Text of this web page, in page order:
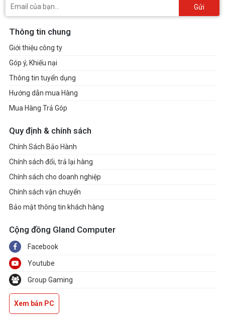
Gửi
Thông tin chung
Giới thiệu công ty
Góp ý, Khiếu nại
Thông tin tuyển dụng
Hướng dẫn mua Hàng
Mua Hàng Trả Góp
Quy định & chính sách
Chính Sách Bảo Hành
Chính sách đổi, trả lại hàng
Chính sách cho doanh nghiệp
Chính sách vận chuyển
Bảo mật thông tin khách hàng
Cộng đồng Gland Computer
Facebook
Youtube
Group Gaming
Xem bản PC